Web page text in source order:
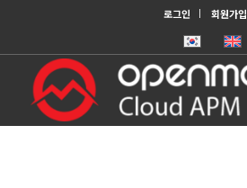
로그인 회원가입